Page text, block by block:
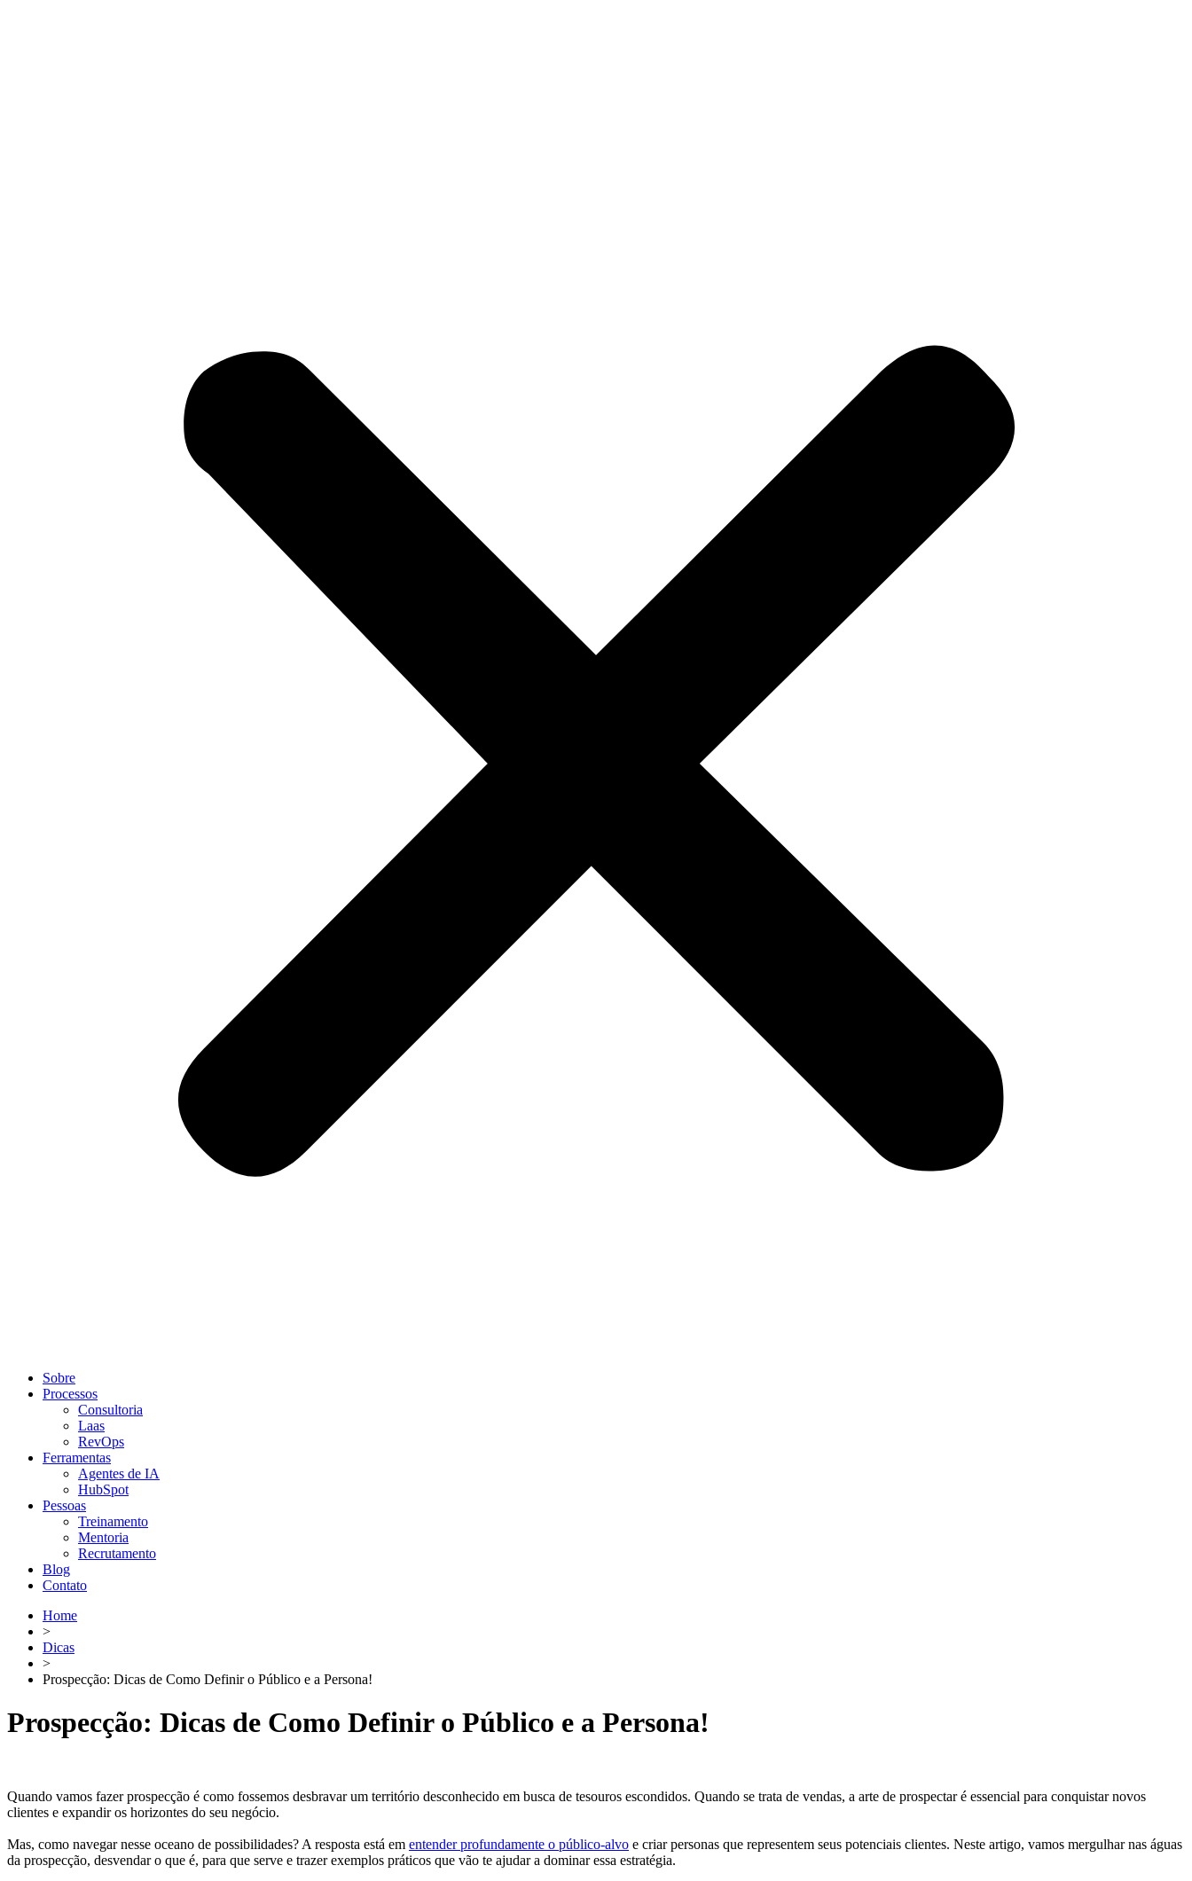
Sobre
Processos
Consultoria
Laas
RevOps
Ferramentas
Agentes de IA
HubSpot
Pessoas
Treinamento
Mentoria
Recrutamento
Blog
Contato
Home
>
Dicas
>
Prospecção: Dicas de Como Definir o Público e a Persona!
Prospecção: Dicas de Como Definir o Público e a Persona!
Quando vamos fazer prospecção é como fossemos desbravar um território desconhecido em busca de tesouros escondidos. Quando se trata de vendas, a arte de prospectar é essencial para conquistar novos
clientes e expandir os horizontes do seu negócio.
Mas, como navegar nesse oceano de possibilidades? A resposta está em entender profundamente o público-alvo e criar personas que representem seus potenciais clientes. Neste artigo, vamos mergulhar nas águas
da prospecção, desvendar o que é, para que serve e trazer exemplos práticos que vão te ajudar a dominar essa estratégia.